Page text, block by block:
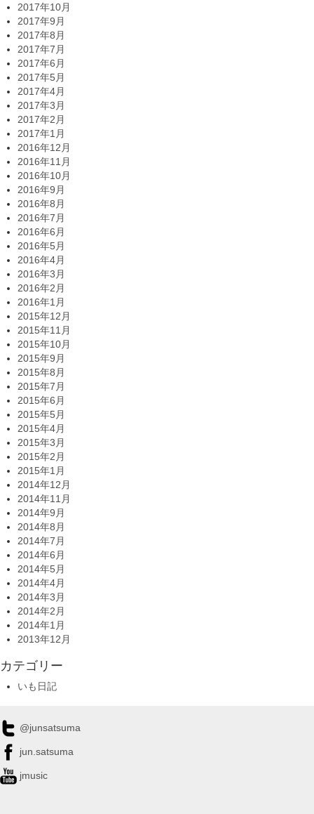
2017年10月
2017年9月
2017年8月
2017年7月
2017年6月
2017年5月
2017年4月
2017年3月
2017年2月
2017年1月
2016年12月
2016年11月
2016年10月
2016年9月
2016年8月
2016年7月
2016年6月
2016年5月
2016年4月
2016年3月
2016年2月
2016年1月
2015年12月
2015年11月
2015年10月
2015年9月
2015年8月
2015年7月
2015年6月
2015年5月
2015年4月
2015年3月
2015年2月
2015年1月
2014年12月
2014年11月
2014年9月
2014年8月
2014年7月
2014年6月
2014年5月
2014年4月
2014年3月
2014年2月
2014年1月
2013年12月
カテゴリー
いも日記
@junsatsuma
jun.satsuma
jmusic